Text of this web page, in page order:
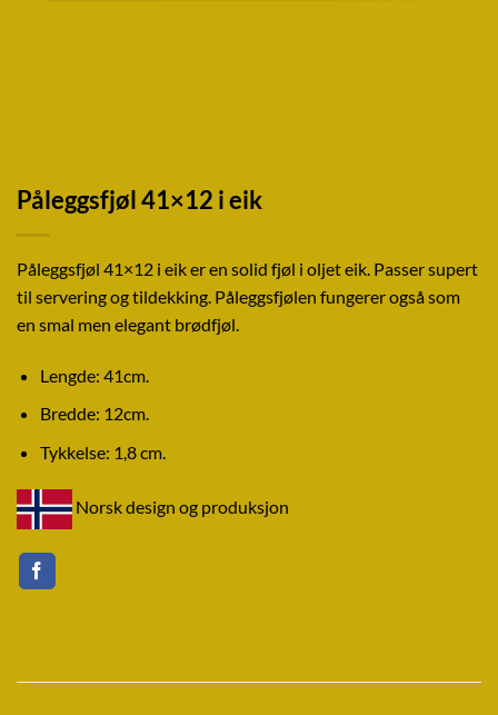
Påleggsfjøl 41×12 i eik
Påleggsfjøl 41×12 i eik er en solid fjøl i oljet eik. Passer supert
til servering og tildekking. Påleggsfjølen fungerer også som
en smal men elegant brødfjøl.
Lengde: 41cm.
Bredde: 12cm.
Tykkelse: 1,8 cm.
Norsk design og produksjon